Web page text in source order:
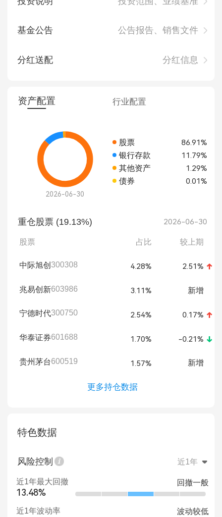
基金公告 公告报告、销售文件
分红送配 分红信息
资产配置 行业配置
2026-06-30
股票 86.91%
银行存款 11.79%
其他资产 1.29%
债券 0.01%
重仓股票 (19.13%) 2026-06-30
股票 占比 较上期
中际旭创300308 4.28% 2.51%
兆易创新603986 3.11% 新增
宁德时代300750 2.54% 0.17%
华泰证券601688 1.70% -0.21%
贵州茅台600519 1.57% 新增
更多持仓数据
特色数据
风险控制 近1年
近1年最大回撤
13.48%
回撤一般
近1年波动率 波动较低